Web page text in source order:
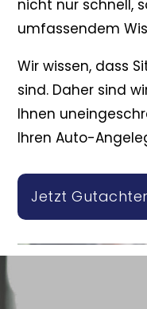
nicht nur schnell,
umfassendem
Wir wissen, dass
sind. Daher sind
Ihnen
Ihren Auto-
Jetzt